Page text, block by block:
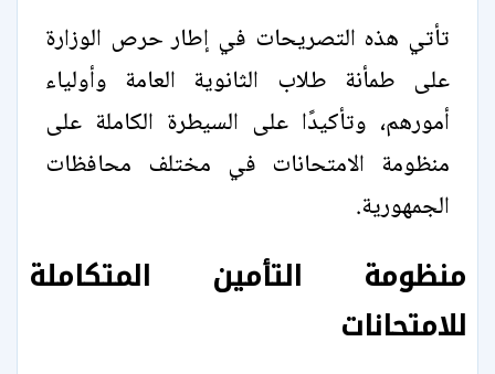
تأتي هذه التصريحات في إطار حرص الوزارة
على طمأنة طلاب الثانوية العامة وأولياء
أمورهم، وتأكيدًا على السيطرة الكاملة على
منظومة الامتحانات في مختلف محافظات
الجمهورية.
منظومة التأمين المتكاملة
للامتحانات